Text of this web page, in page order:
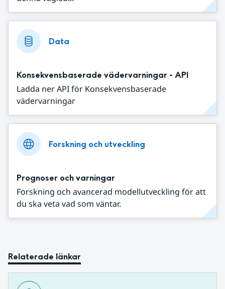
Data
Konsekvensbaserade vädervarningar - API
Ladda ner API för Konsekvensbaserade
vädervarningar
Forskning och utveckling
Prognoser och varningar
Forskning och avancerad modellutveckling för att
du ska veta vad som väntar.
Relaterade länkar